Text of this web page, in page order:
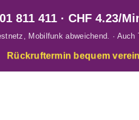
811 411· CHF 4.23/
Mobilfunk abweichend. ·
Rückruftermin bequem